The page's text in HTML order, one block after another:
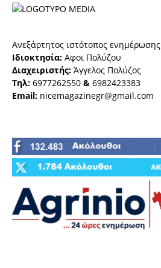
Ανεξάρτητος ιστότοπος ενημέρωσης
Ιδιοκτησία: Αφοι Πολύζου
Διαχειριστής: Άγγελος Πολύζος
Τηλ: 6977262550 & 6982423383
Email: nicemagazinegr@gmail.com